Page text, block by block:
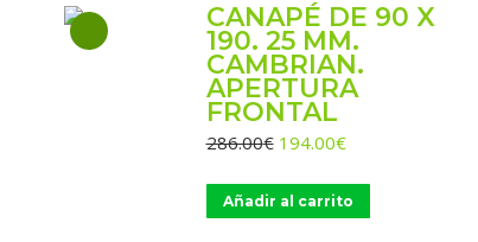
CANAPÉ DE 90 X
190. 25 MM.
CAMBRIAN.
APERTURA
FRONTAL
286.00€ El
original
era:
194.00€El
actual
es:
Añadir al carrito